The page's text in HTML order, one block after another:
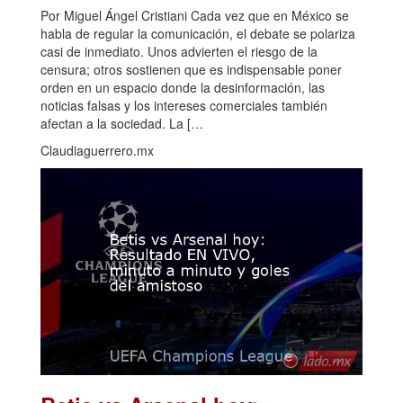
Por Miguel Ángel Cristiani Cada vez que en México se
habla de regular la comunicación, el debate se polariza
casi de inmediato. Unos advierten el riesgo de la
censura; otros sostienen que es indispensable poner
orden en un espacio donde la desinformación, las
noticias falsas y los intereses comerciales también
afectan a la sociedad. La […
Claudiaguerrero.mx